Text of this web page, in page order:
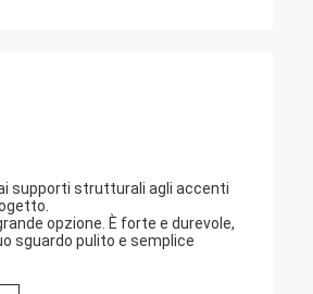
supporti strutturali agli accenti
opzione. È forte e durevole,
sguardo pulito e semplice